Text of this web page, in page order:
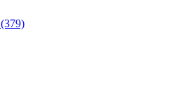
(379)